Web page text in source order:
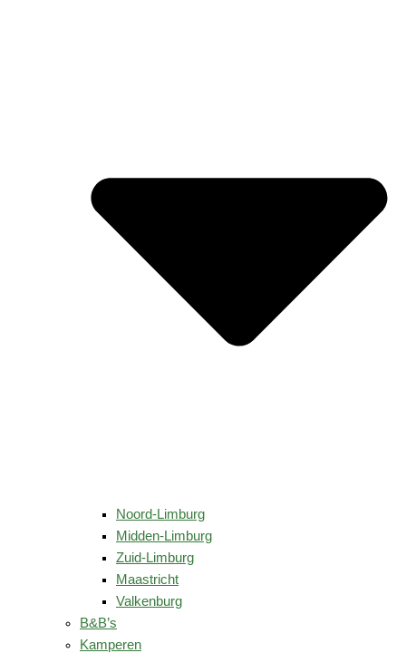
Noord-Limburg
Midden-Limburg
Zuid-Limburg
Maastricht
Valkenburg
B&B’s
Kamperen